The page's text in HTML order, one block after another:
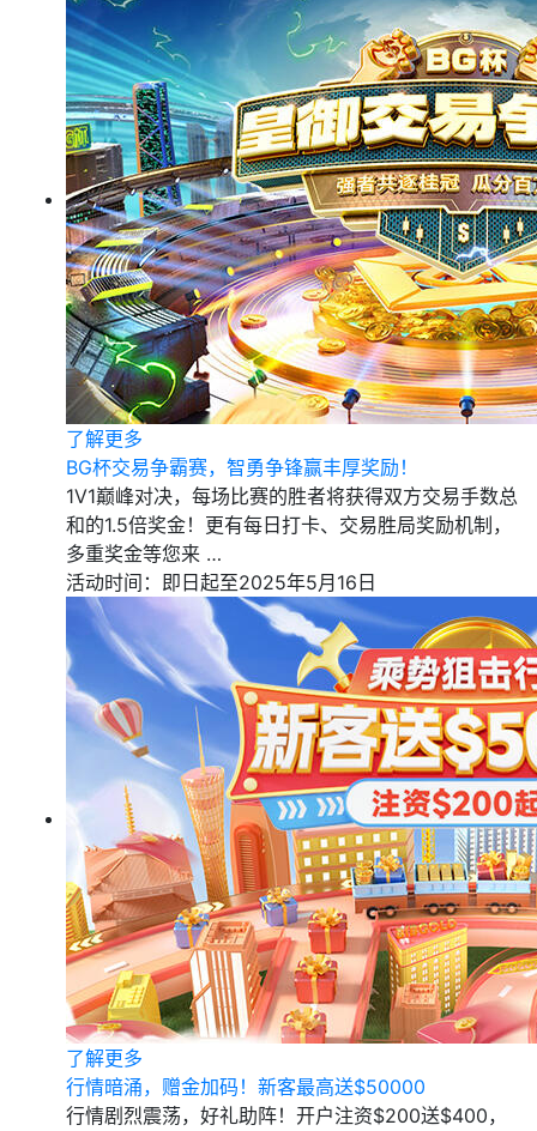
了解更多
BG杯交易争霸赛，智勇争锋赢丰厚奖励！
1V1巅峰对决，每场比赛的胜者将获得双方交易手数总
和的1.5倍奖金！更有每日打卡、交易胜局奖励机制，
多重奖金等您来 …
活动时间：即日起至2025年5月16日
了解更多
行情暗涌，赠金加码！新客最高送$50000
行情剧烈震荡，好礼助阵！开户注资$200送$400，